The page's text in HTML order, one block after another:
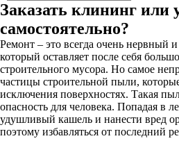
Заказать клининг или
самостоятельно?
Ремонт – это всегда очень нервный
который оставляет после себя
строительного мусора. Но самое
частицы строительной пыли,
исключения поверхностях. Такая
опасность для человека. Попадая в
удушливый кашель и нанести вред
поэтому избавляться от последний